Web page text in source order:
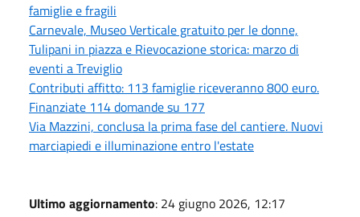
famiglie e fragili
Carnevale, Museo Verticale gratuito per le donne,
Tulipani in piazza e Rievocazione storica: marzo di
eventi a Treviglio
Contributi affitto: 113 famiglie riceveranno 800 euro.
Finanziate 114 domande su 177
Via Mazzini, conclusa la prima fase del cantiere. Nuovi
marciapiedi e illuminazione entro l'estate
Ultimo aggiornamento: 24 giugno 2026, 12:17